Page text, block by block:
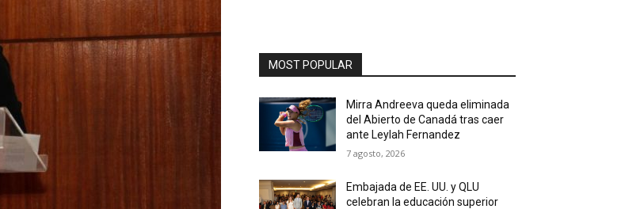
MOST POPULAR
Mirra Andreeva queda eliminada
del Abierto de Canadá tras caer
ante Leylah Fernandez
7 agosto, 2026
Embajada de EE. UU. y QLU
celebran la educación superior